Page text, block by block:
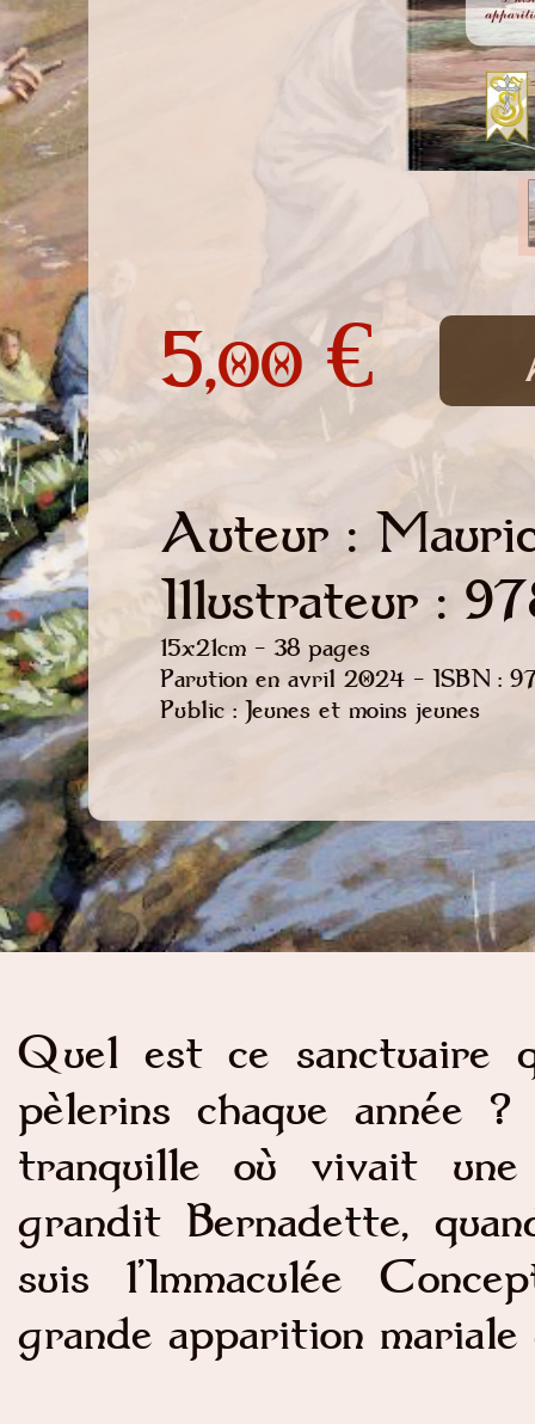
5,00€
Auteur :
Illustrateur :
15x21cm - 38 pages
Parution en avril 2024 - ISBN :
Public : Jeunes et moins jeunes
Quel est ce sanctuaire
pèlerins chaque année
tranquille où vivait
grandit Bernadette,
suis l’Immaculée
grande apparition mariale